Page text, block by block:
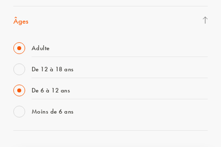
Âges
Adulte
De 12 à 18 ans
De 6 à 12 ans
Moins de 6 ans